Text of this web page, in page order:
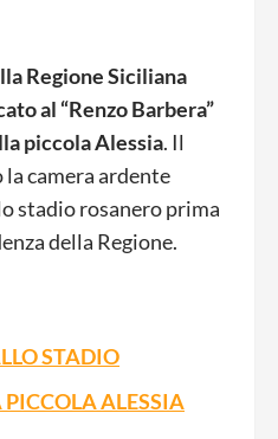
Regione Siciliana
al “Renzo Barbera”
piccola Alessia. Il
camera ardente
stadio rosanero prima
della Regione.
STADIO
ALESSIA